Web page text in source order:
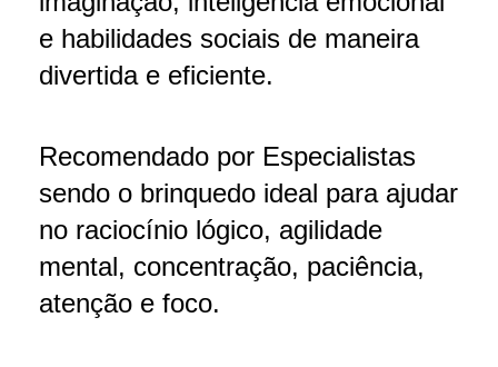
e habilidades sociais de maneira
divertida e eficiente.
Recomendado por Especialistas
sendo o brinquedo ideal para ajudar
no raciocínio lógico, agilidade
mental, concentração, paciência,
atenção e foco.